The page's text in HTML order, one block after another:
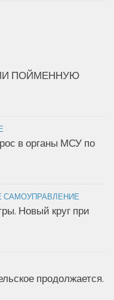
ПОЙМЕННУЮ
в органы МСУ по
САМОУПРАВЛЕНИЕ
Новый круг при
продолжается.